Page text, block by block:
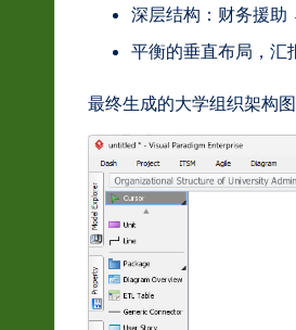
In
深层结构：财务援
平衡的垂直布局，汇
最终生成的大学组织架构